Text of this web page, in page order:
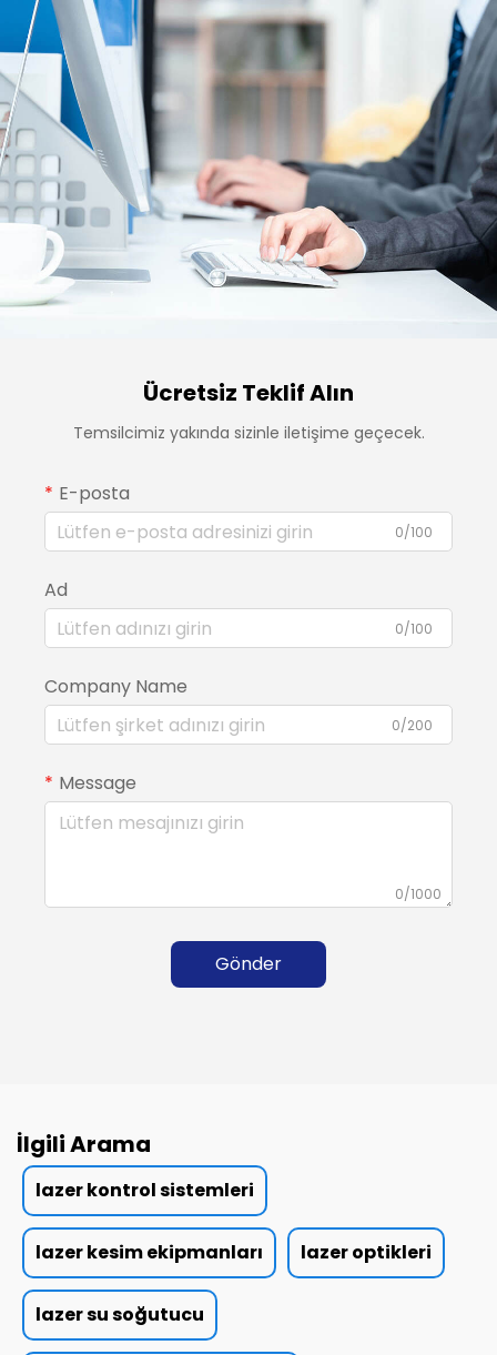
Ücretsiz Teklif Alın
Temsilcimiz yakında sizinle iletişime geçecek.
E-posta
0/100
Ad
0/100
Company Name
0/200
Message
0/1000
Gönder
İlgili Arama
lazer kontrol sistemleri
lazer kesim ekipmanları lazer optikleri
lazer su soğutucu